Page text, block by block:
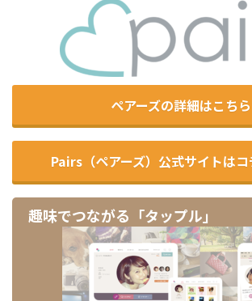
ペアーズの詳細はこちら
Pairs（ペアーズ）公式サイトは
趣味でつながる「タップル」